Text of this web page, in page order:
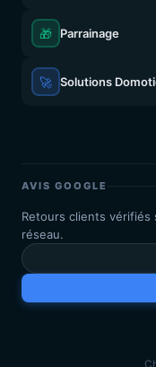
🎁 Parrainage
🚀 Solutions
AVIS GOOGLE
Retours clients
réseau.